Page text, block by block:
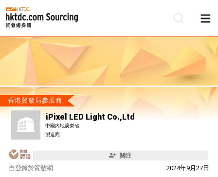
香港貿發局參展商
iPixel LED Light Co.,Ltd
中國內地廣東省
製造商
關注
自 2024年9月27日
登錄於貿發網